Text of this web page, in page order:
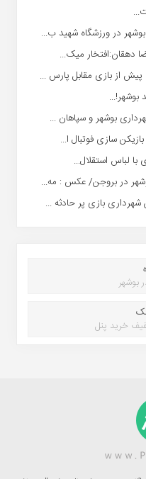
در ورزشگاه شهید ب...
دهقان:افتخار میک...
از بازی مقابل پارس ...
بوشهر!...
بوشهر و سپاهان ...
سازی فوتبال ا...
لباس استقلال...
در بروجن/ عکس : مه...
بازی پر حادثه ...
بوشهر